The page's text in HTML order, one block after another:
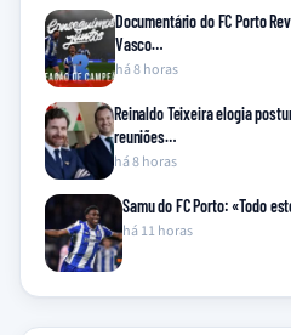
Documentário do FC Porto
Vasco…
há 8 horas
Reinaldo Teixeira elogia
reuniões…
há 8 horas
Samu do FC Porto: «Todo
há 11 horas